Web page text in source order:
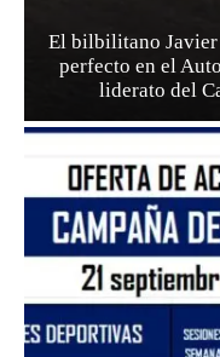
El bilbilitano Javier
perfecto en el
liderato del